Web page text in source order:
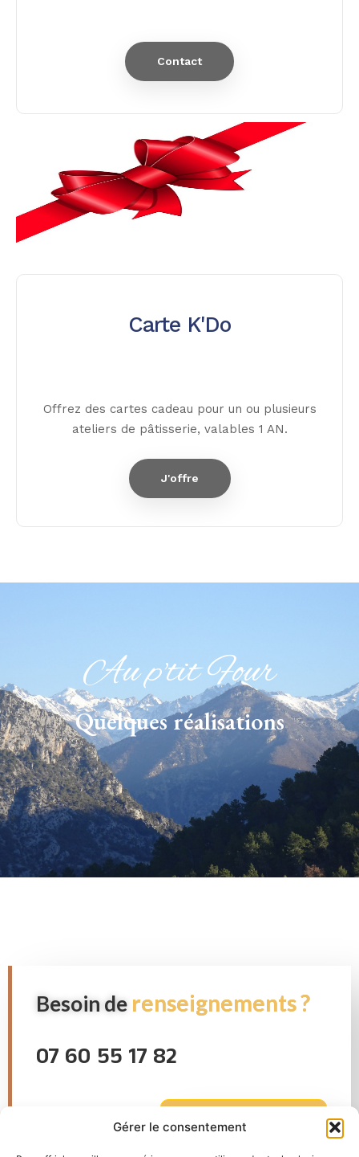
Gérer le consentement
Contact
Carte K'Do
Offrez des cartes cadeau pour un ou plusieurs
ateliers de pâtisserie, valables 1 AN.
J'offre
Au p'tit Four
Quelques réalisations
Besoin de renseignements ?
07 60 55 17 82
FORMULAIRE